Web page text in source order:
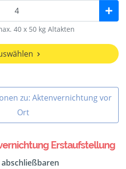
40 x 50 kg Altakten
zu: Aktenvernichtung vor
Ort
Erstaufstellung